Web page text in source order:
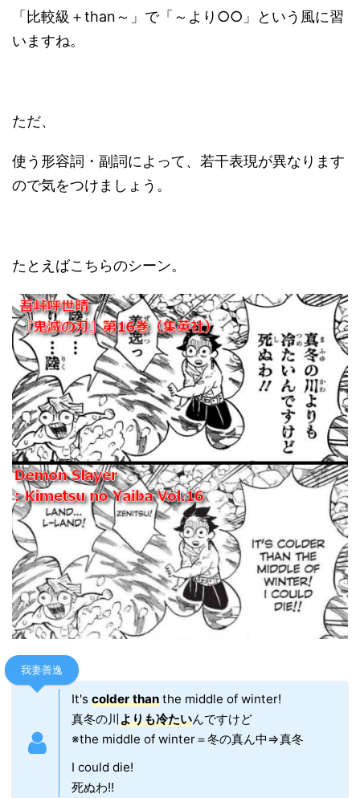
「比較級＋than～」で「～より○○」という風に習
いますね。
ただ、
使う形容詞・副詞によって、若干表現が異なります
ので気をつけましょう。
たとえばこちらのシーン。
我妻善逸
It's colder than the middle of winter!
真冬の川 よりも冷たいんですけど
※the middle of winter＝冬の真ん中⇒真冬
I could die!
死ぬわ!!